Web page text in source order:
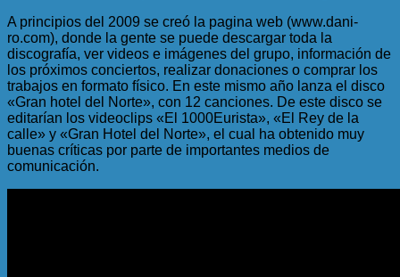
A principios del 2009 se creó la pagina web (www.dani-
ro.com), donde la gente se puede descargar toda la
discografía, ver videos e imágenes del grupo, información de
los próximos conciertos, realizar donaciones o comprar los
trabajos en formato físico. En este mismo año lanza el disco
«Gran hotel del Norte», con 12 canciones. De este disco se
editarían los videoclips «El 1000Eurista», «El Rey de la
calle» y «Gran Hotel del Norte», el cual ha obtenido muy
buenas críticas por parte de importantes medios de
comunicación.